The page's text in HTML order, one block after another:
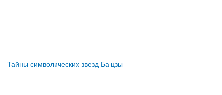
Тайны символических звезд Ба цзы